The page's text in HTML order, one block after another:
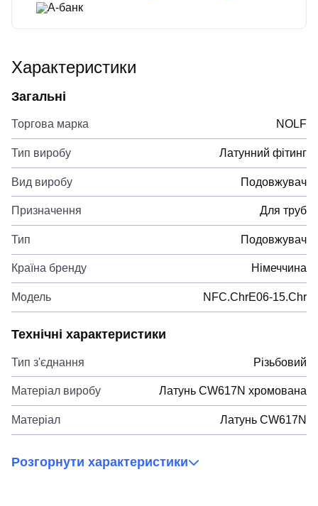
А-банк
Характеристики
Загальні
Торгова марка NOLF
Тип виробу Латунний фітинг
Вид виробу Подовжувач
Призначення Для труб
Тип Подовжувач
Країна бренду Німеччина
Модель NFC.ChrE06-15.Chr
Технічні характеристики
Тип з'єднання Різьбовий
Матеріал виробу Латунь CW617N хромована
Матеріал Латунь CW617N
Розгорнути характеристики